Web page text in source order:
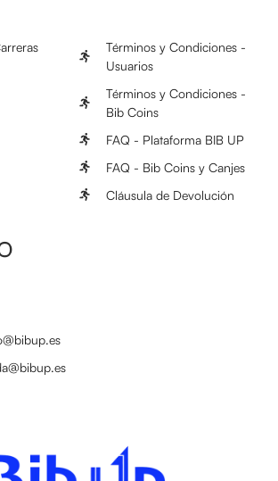
Términos y Condiciones -
Usuarios
Términos y Condiciones -
Bib Coins
FAQ - Plataforma BIB UP
FAQ - Bib Coins y Canjes
Cláusula de Devolución